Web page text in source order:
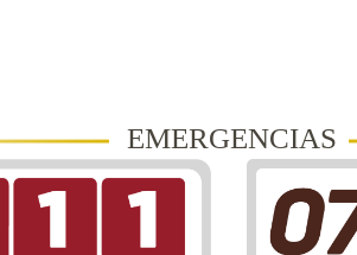
EMERGENCIAS